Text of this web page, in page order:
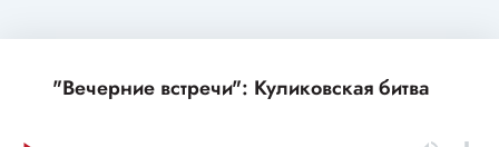
"Вечерние встречи": Куликовская битва